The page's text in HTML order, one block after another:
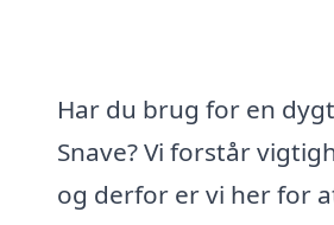
Har du brug for en
Snave? Vi forstår
og derfor er vi her for